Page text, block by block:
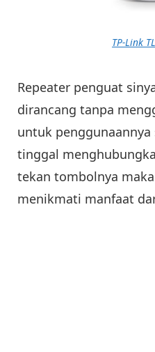
TP-Link
Repeater penguat
dirancang tanpa
untuk
tinggal
tekan tombolnya
menikmati manfaat